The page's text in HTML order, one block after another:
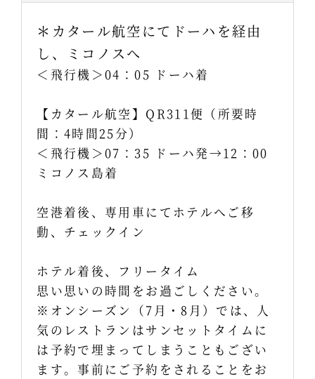
＊カタール航空にてドーハを経由
し、ミコノスへ
＜飛行機＞04：05 ドーハ着
【カタール航空】QR311便（所要時
間：4時間25分）
＜飛行機＞07：35 ドーハ発→12：00
ミコノス島着
空港着後、専用車にてホテルへご移
動、チェックイン
ホテル着後、フリータイム
思い思いの時間をお過ごしください。
※オンシーズン（7月・8月）では、人
気のレストランはサンセットタイムに
は予約で埋まってしまうこともござい
ます。事前にご予約をされることをお